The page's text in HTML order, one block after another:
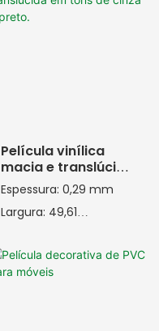
Película vinílica
macia e translúcida
em tons de cinza e
preto.
Espessura: 0,29 mm
Largura: 49,61
PHR Relevo: 002-3 /
0021